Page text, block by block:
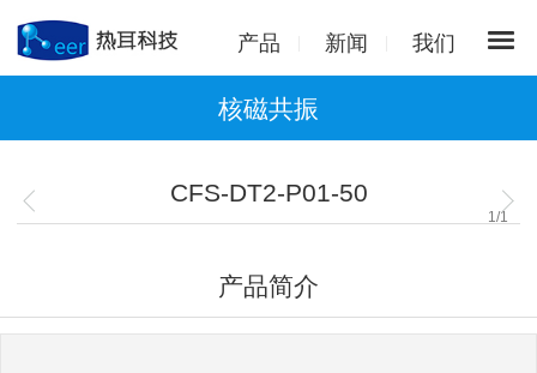
产品 新闻 我们
核磁共振
CFS-DT2-P01-50
1 /1
产品简介